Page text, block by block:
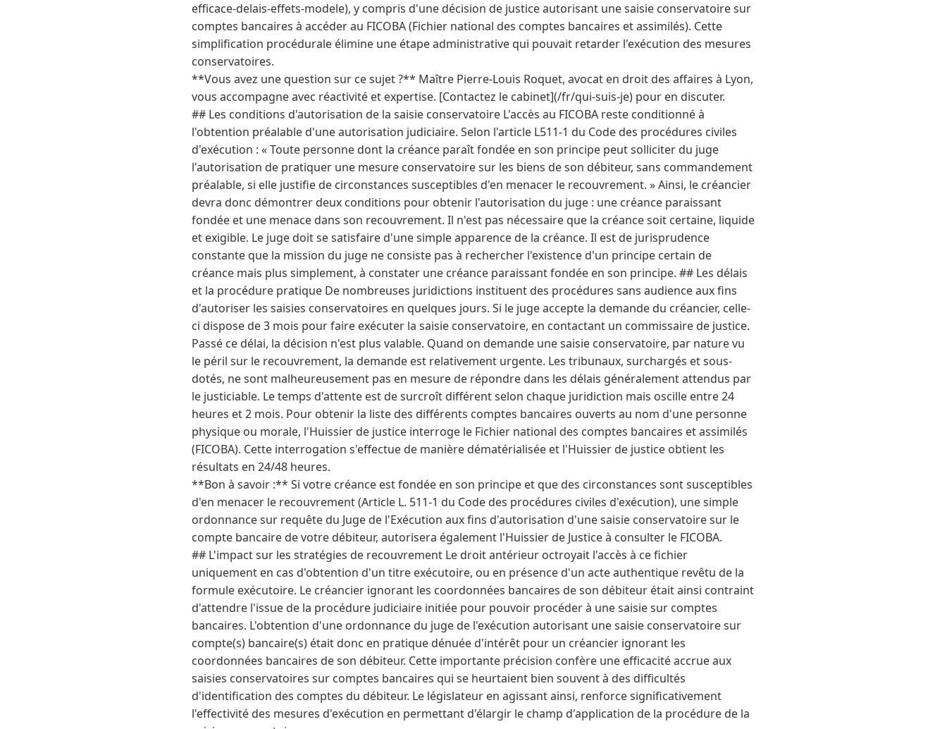
efficace-delais-effets-modele), y compris d'une décision de justice autorisant une saisie conservatoire sur
comptes bancaires à accéder au FICOBA (Fichier national des comptes bancaires et assimilés). Cette
simplification procédurale élimine une étape administrative qui pouvait retarder l'exécution des mesures
conservatoires.
**Vous avez une question sur ce sujet ?** Maître Pierre-Louis Roquet, avocat en droit des affaires à Lyon,
vous accompagne avec réactivité et expertise. [Contactez le cabinet](/fr/qui-suis-je) pour en discuter.
## Les conditions d'autorisation de la saisie conservatoire L'accès au FICOBA reste conditionné à
l'obtention préalable d'une autorisation judiciaire. Selon l'article L511-1 du Code des procédures civiles
d'exécution : « Toute personne dont la créance paraît fondée en son principe peut solliciter du juge
l'autorisation de pratiquer une mesure conservatoire sur les biens de son débiteur, sans commandement
préalable, si elle justifie de circonstances susceptibles d'en menacer le recouvrement. » Ainsi, le créancier
devra donc démontrer deux conditions pour obtenir l'autorisation du juge : une créance paraissant
fondée et une menace dans son recouvrement. Il n'est pas nécessaire que la créance soit certaine, liquide
et exigible. Le juge doit se satisfaire d'une simple apparence de la créance. Il est de jurisprudence
constante que la mission du juge ne consiste pas à rechercher l'existence d'un principe certain de
créance mais plus simplement, à constater une créance paraissant fondée en son principe. ## Les délais
et la procédure pratique De nombreuses juridictions instituent des procédures sans audience aux fins
d'autoriser les saisies conservatoires en quelques jours. Si le juge accepte la demande du créancier, celle-
ci dispose de 3 mois pour faire exécuter la saisie conservatoire, en contactant un commissaire de justice.
Passé ce délai, la décision n'est plus valable. Quand on demande une saisie conservatoire, par nature vu
le péril sur le recouvrement, la demande est relativement urgente. Les tribunaux, surchargés et sous-
dotés, ne sont malheureusement pas en mesure de répondre dans les délais généralement attendus par
le justiciable. Le temps d'attente est de surcroît différent selon chaque juridiction mais oscille entre 24
heures et 2 mois. Pour obtenir la liste des différents comptes bancaires ouverts au nom d'une personne
physique ou morale, l'Huissier de justice interroge le Fichier national des comptes bancaires et assimilés
(FICOBA). Cette interrogation s'effectue de manière dématérialisée et l'Huissier de justice obtient les
résultats en 24/48 heures.
**Bon à savoir :** Si votre créance est fondée en son principe et que des circonstances sont susceptibles
d'en menacer le recouvrement (Article L. 511-1 du Code des procédures civiles d'exécution), une simple
ordonnance sur requête du Juge de l'Exécution aux fins d'autorisation d'une saisie conservatoire sur le
compte bancaire de votre débiteur, autorisera également l'Huissier de Justice à consulter le FICOBA.
## L'impact sur les stratégies de recouvrement Le droit antérieur octroyait l'accès à ce fichier
uniquement en cas d'obtention d'un titre exécutoire, ou en présence d'un acte authentique revêtu de la
formule exécutoire. Le créancier ignorant les coordonnées bancaires de son débiteur était ainsi contraint
d'attendre l'issue de la procédure judiciaire initiée pour pouvoir procéder à une saisie sur comptes
bancaires. L'obtention d'une ordonnance du juge de l'exécution autorisant une saisie conservatoire sur
compte(s) bancaire(s) était donc en pratique dénuée d'intérêt pour un créancier ignorant les
coordonnées bancaires de son débiteur. Cette importante précision confère une efficacité accrue aux
saisies conservatoires sur comptes bancaires qui se heurtaient bien souvent à des difficultés
d'identification des comptes du débiteur. Le législateur en agissant ainsi, renforce significativement
l'effectivité des mesures d'exécution en permettant d'élargir le champ d'application de la procédure de la